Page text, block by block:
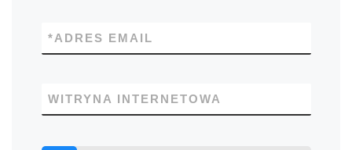
ADRES EMAIL
*
WITRYNA INTERNETOWA